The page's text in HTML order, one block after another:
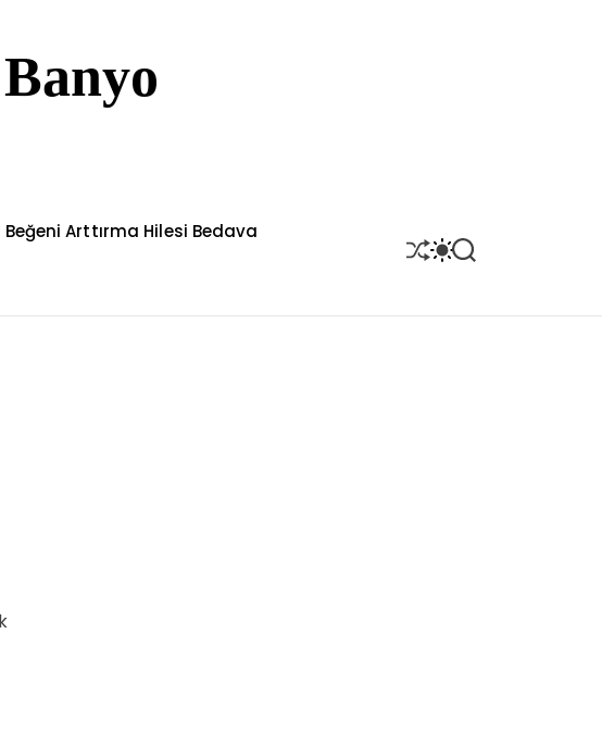
Beğeni Arttırma Hilesi Bedava
S
H
S
W
S
E